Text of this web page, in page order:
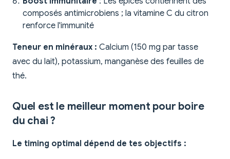
composés antimicrobiens ; la vitamine C du citron
renforce l'immunité
Teneur en minéraux : Calcium (150 mg par tasse
avec du lait), potassium, manganèse des feuilles de
thé.
Quel est le meilleur moment pour boire
du chai ?
Le timing optimal dépend de tes objectifs :